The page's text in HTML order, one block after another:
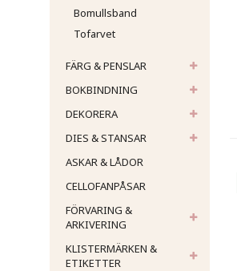
Bomullsband
Tofarvet
FÄRG & PENSLAR
BOKBINDNING
DEKORERA
DIES & STANSAR
ASKAR & LÅDOR
CELLOFANPÅSAR
FÖRVARING &
ARKIVERING
KLISTERMÄRKEN &
ETIKETTER